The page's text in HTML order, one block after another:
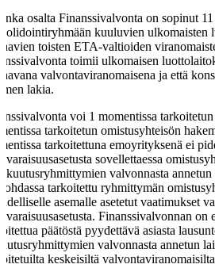
osalta Finanssivalvonta on sopinut
kuuluvien ulkomaisten
toisten ETA-valtioiden
toimii ulkomaisen
valvontaviranomaisena ja että
lakia.
voi 1 momentissa
tarkoitetun omistusyhteisön
tarkoitettuna emoyrityksenä ei
sovellettaessa
valvonnasta annetun
tarkoitettu ryhmittymän
asemalle asetetut vaatimukset
Finanssivalvonnan on
päätöstä pyydettävä asiasta
valvonnasta annetun
keskeisiltä